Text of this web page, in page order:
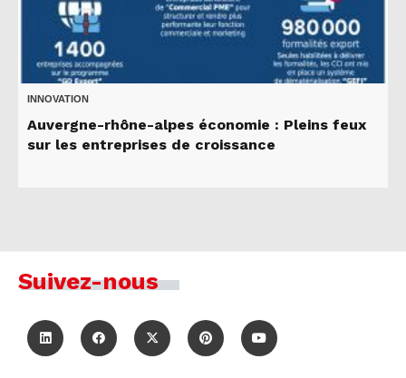
INNOVATION
Auvergne-rhône-alpes économie : Pleins feux
sur les entreprises de croissance
Suivez-nous